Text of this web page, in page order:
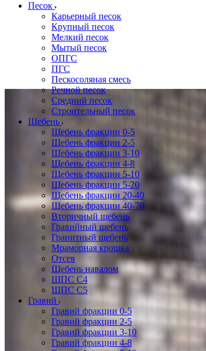
Песок
Карьерный песок
Крупный песок
Мелкий песок
Мытый песок
ОПГС
ПГС
Пескосоляная смесь
Речной песок
Средний песок
Строительный песок
Щебень
Щебень фракции 0-5
Щебень фракции 2-5
Щебень фракции 3-10
Щебень фракции 4-8
Щебень фракции 5-10
Щебень фракции 5-20
Щебень фракции 20-40
Щебень фракции 40-70
Вторичный щебень
Гравийный щебень
Гранитный щебень
Мраморная крошка
Отсев
Щебень навалом
ЩПС С4
ЩПС С5
Гравий
Гравий фракции 0-5
Гравий фракции 2-5
Гравий фракции 3-10
Гравий фракции 4-8